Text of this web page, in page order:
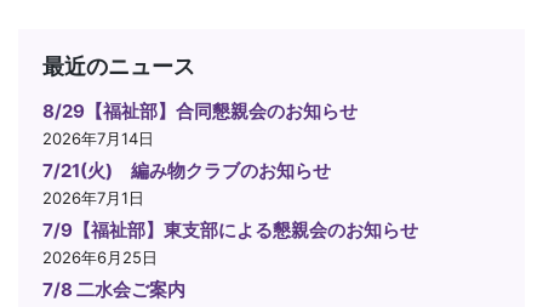
最近のニュース
8/29【福祉部】合同懇親会のお知らせ
2026年7月14日
7/21(火) 編み物クラブのお知らせ
2026年7月1日
7/9【福祉部】東支部による懇親会のお知らせ
2026年6月25日
7/8 二水会ご案内